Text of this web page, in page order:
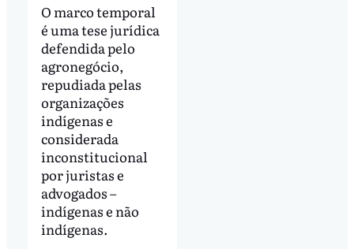
O marco temporal
é uma tese jurídica
defendida pelo
agronegócio,
repudiada pelas
organizações
indígenas e
considerada
inconstitucional
por juristas e
advogados –
indígenas e não
indígenas.